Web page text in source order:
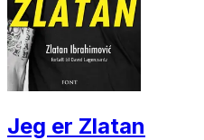
Jeg er Zlatan